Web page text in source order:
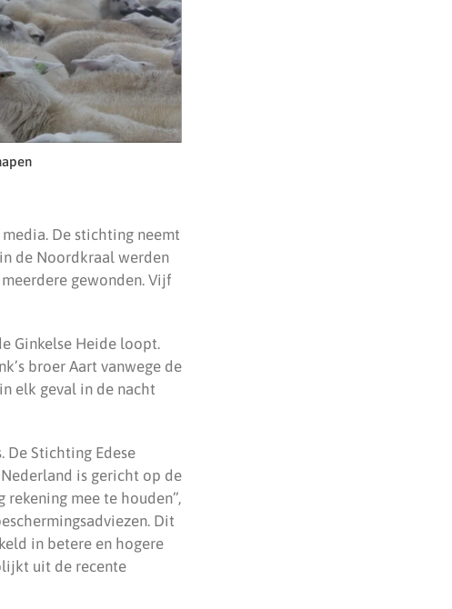
De stichting neemt
de Noordkraal werden
gewonden. Vijf
Ginkelse Heide loopt.
broer Aart vanwege de
elk geval in de nacht
De Stichting Edese
is gericht op de
mee te houden”,
Dit
in betere en hogere
uit de recente